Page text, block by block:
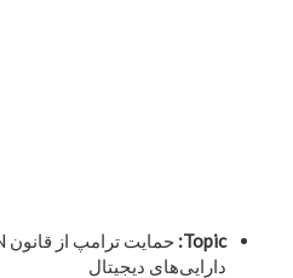
Topic:
دارایی‌های دیجیتال